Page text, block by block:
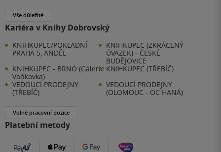
Vše důležité
Kariéra v Knihy Dobrovský
KNIHKUPEC/POKLADNÍ -
PRAHA 5, ANDĚL
KNIHKUPEC (ZKRÁCENÝ
ÚVAZEK) - ČESKÉ
BUDĚJOVICE
KNIHKUPEC - BRNO (Galerie
Vaňkovka)
KNIHKUPEC (TŘEBÍČ)
VEDOUCÍ PRODEJNY
(TŘEBÍČ)
VEDOUCÍ PRODEJNY
(OLOMOUC - OC HANÁ)
Volné pracovní pozice
Platební metody